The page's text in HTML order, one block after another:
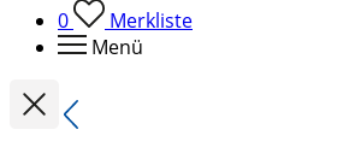
0
Merkliste
Menü